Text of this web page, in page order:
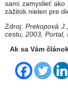
sami zamyslieť
zážitok nielen pre
Zdroj:Prekopová
cestu, 2003, Portal,
Ak sa Vám